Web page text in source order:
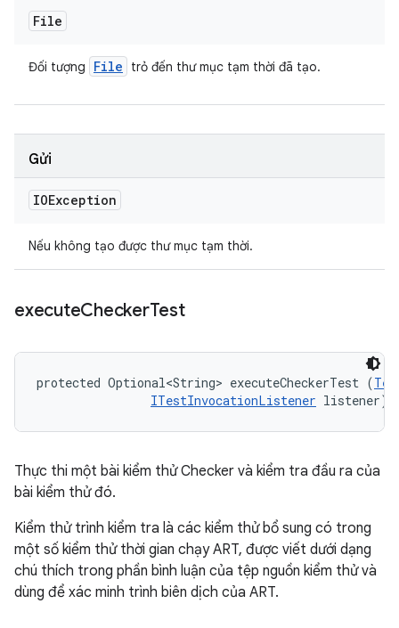
File
Đối tượng File trỏ đến thư mục tạm thời đã tạo.
Gửi
IOException
Nếu không tạo được thư mục tạm thời.
executeCheckerTest
protected Optional<String> executeCheckerTest (
ITestInvocationListener listener)
Thực thi một bài kiểm thử Checker và kiểm tra đầu ra của
bài kiểm thử đó.
Kiểm thử trình kiểm tra là các kiểm thử bổ sung có trong
một số kiểm thử thời gian chạy ART, được viết dưới dạng
chú thích trong phần bình luận của tệp nguồn kiểm thử và
dùng để xác minh trình biên dịch của ART.